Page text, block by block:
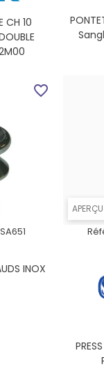
CH 10
SA651
INOX
favorite_border